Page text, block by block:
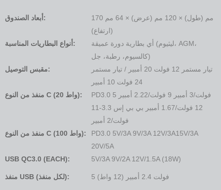
أبعاد الصندوق:
170 مم (طول) × 120 مم (عرض) × 64 مم
(ارتفاع)
أنواع البطاريات المناسبة:
أي بطارية دورة عميقة (ليثيوم، AGM،
كالسيوم، رطبة، جل)
مقبس التوصيل:
تيار مستمر 12 فولت 20 أمبير / تيار مستمر
24 فولت 10 أمبير
منفذ من النوع C (20 واط):
PD3.0 5 فولت/3 أمبير 9 فولت/2.22 أمبير
12 فولت/1.67 أمبير بي بي إس 3.3-11
فولت/2 أمبير
منفذ من النوع C (100 واط):
PD3.0 5V/3A 9V/3A 12V/3A15V/3A
20V/5A
USB QC3.0 (EACH):
5V/3A 9V/2A 12V/1.5A (18W)
منفذ USB (لكل منفذ): 5 فولت 2.4 أمبير (12 واط)